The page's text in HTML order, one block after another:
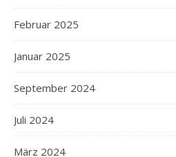
Februar 2025
Januar 2025
September 2024
Juli 2024
März 2024